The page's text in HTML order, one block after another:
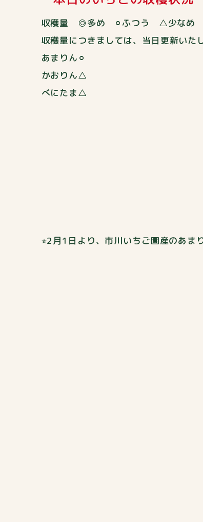
収穫量 ◎多め ⚪︎ふつう △少なめ ×
収穫量につきましては、当日更新いた
あまりん⚪︎
かおりん△
べにたま△
⭐︎2月1日より、市川いちご園産のあま